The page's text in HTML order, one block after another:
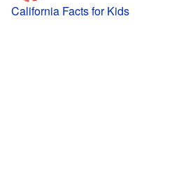
California Facts for Kids